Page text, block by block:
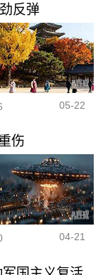
反弹
05-22
伤
04-21